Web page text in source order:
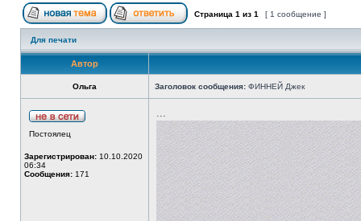
Страница 1 из 1 [ 1 сообщение ]
Для печати
Автор
Ольга Заголовок сообщения: ФИННЕЙ Джек
Постоялец
Зарегистрирован: 10.10.2020
06:34
Сообщения: 171
...